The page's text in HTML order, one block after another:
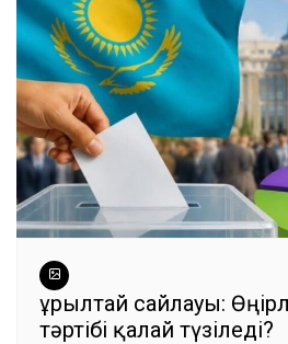
Құрылтай сайлауы:
тәртібі қалай түзіледі?